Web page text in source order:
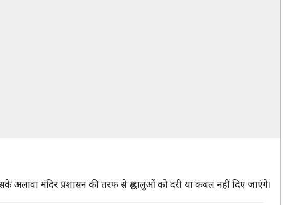
मंदिर प्रशासन की तरफ से श्रद्धालुओं को दरी या कंबल नहीं दिए जाएंगे।